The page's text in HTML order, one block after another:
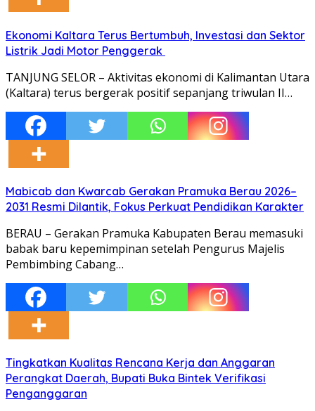
Ekonomi Kaltara Terus Bertumbuh, Investasi dan Sektor
Listrik Jadi Motor Penggerak
TANJUNG SELOR – Aktivitas ekonomi di Kalimantan Utara
(Kaltara) terus bergerak positif sepanjang triwulan II…
Mabicab dan Kwarcab Gerakan Pramuka Berau 2026–
2031 Resmi Dilantik, Fokus Perkuat Pendidikan Karakter
BERAU – Gerakan Pramuka Kabupaten Berau memasuki
babak baru kepemimpinan setelah Pengurus Majelis
Pembimbing Cabang…
Tingkatkan Kualitas Rencana Kerja dan Anggaran
Perangkat Daerah, Bupati Buka Bintek Verifikasi
Penganggaran